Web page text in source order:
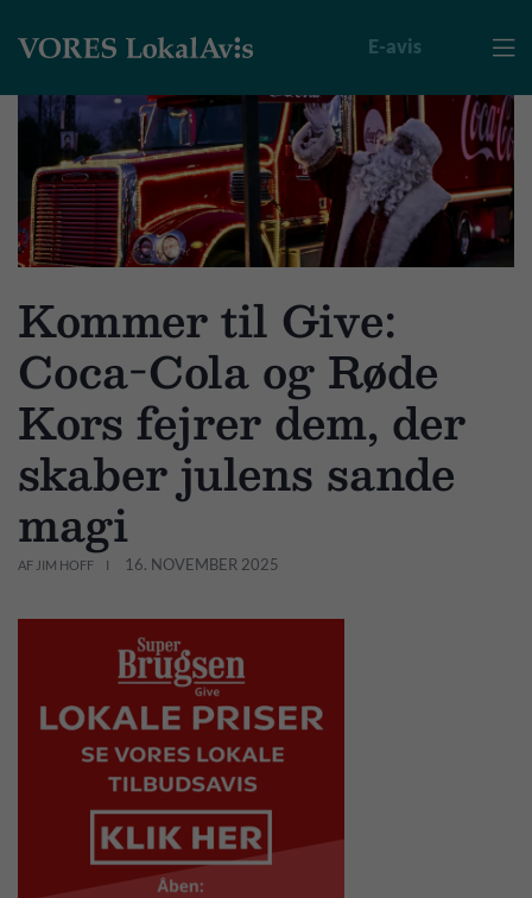

E-avis
Kommer til Give:
Coca-Cola og Røde
Kors fejrer dem, der
skaber julens sande
magi
AF JIM HOFF 16. NOVEMBER 2025